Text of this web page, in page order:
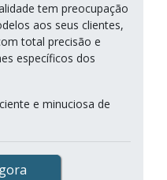
tem preocupação
aos seus clientes,
total precisão e
específicos dos
e minuciosa de